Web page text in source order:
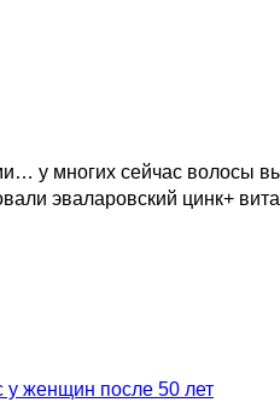
у многих сейчас волосы
эваларовский цинк+
женщин после 50 лет